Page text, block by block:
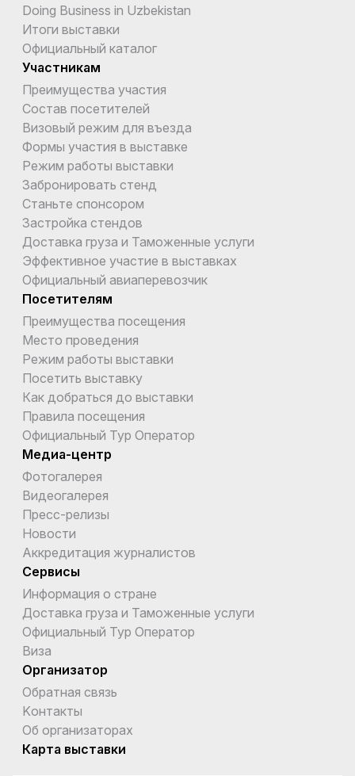
Doing Business in Uzbekistan
Итоги выставки
Официальный каталог
Участникам
Преимущества участия
Состав посетителей
Визовый режим для въезда
Формы участия в выставке
Режим работы выставки
Забронировать стенд
Станьте спонсором
Застройка стендов
Доставка груза и Таможенные услуги
Эффективное участие в выставках
Официальный авиаперевозчик
Посетителям
Преимущества посещения
Место проведения
Режим работы выставки
Посетить выставку
Как добраться до выставки
Правила посещения
Официальный Тур Оператор
Медиа-центр
Фотогалерея
Видеогалерея
Пресс-релизы
Новости
Аккредитация журналистов
Сервисы
Информация о стране
Доставка груза и Таможенные услуги
Официальный Тур Оператор
Виза
Организатор
Обратная связь
Kонтакты
Об организаторах
Карта выставки